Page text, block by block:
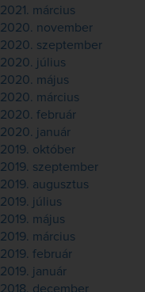
2021. március
2020. november
2020. szeptember
2020. július
2020. május
2020. március
2020. február
2020. január
2019. október
2019. szeptember
2019. augusztus
2019. július
2019. május
2019. március
2019. február
2019. január
2018. december